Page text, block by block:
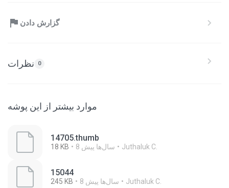
گزارش دادن
نظرات 0
موارد بیشتر از این پوشه
14705.thumb
18 KB 8 سال‌ها پیش Juthaluk C.
15044
245 KB 8 سال‌ها پیش Juthaluk C.